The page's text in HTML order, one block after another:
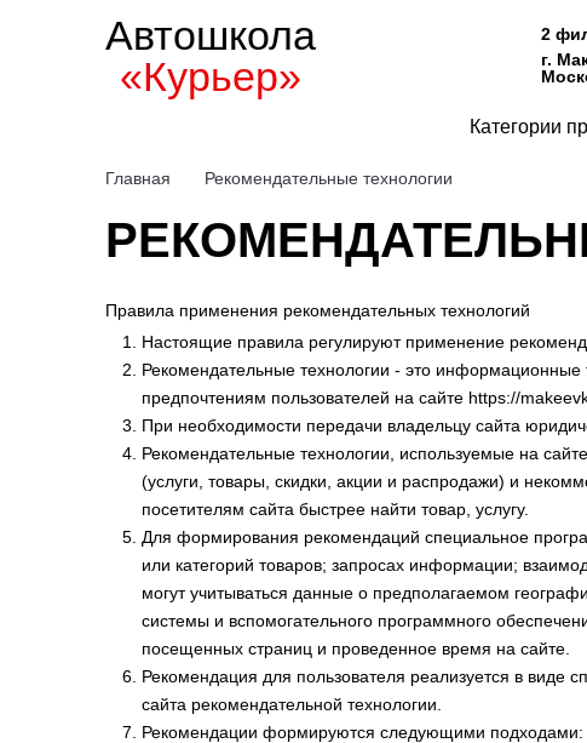
Автошкола
«Курьер»
2
г.
Категории
Главная Рекомендательные технологии
Правила применения рекомендательных технологий
Настоящие правила регулируют применение
Рекомендательные технологии - это
предпочтениям пользователей на сайте https://
При необходимости передачи владельцу сайта
Рекомендательные технологии, используемые на
(услуги, товары, скидки, акции и распродажи) и
посетителям сайта быстрее найти товар, услугу.
Для формирования рекомендаций специальное
или категорий товаров; запросах информации;
могут учитываться данные о предполагаемом
системы и вспомогательного программного
посещенных страниц и проведенное время на сайте.
Рекомендация для пользователя реализуется в виде
сайта рекомендательной технологии.
Рекомендации формируются следующими подходами: